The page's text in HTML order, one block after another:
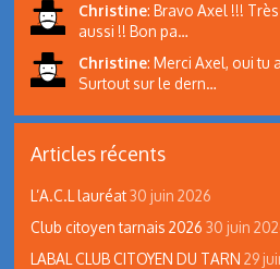
Christine: Bravo Axel !!!
aussi !! Bon pa…
Christine: Merci Axel, oui tu
Surtout sur le dern…
Articles récents
L’A.C.L lauréat 30 juin 2026
Club citoyen tarnais 2026 30 juin
LABAL CLUB CITOYEN DU TARN 29